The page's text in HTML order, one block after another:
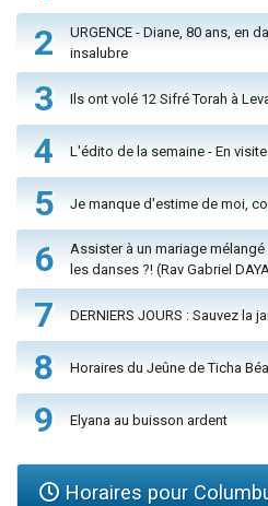
2
URGENCE - Diane, 80 ans, en
insalubre
3 Ils ont volé 12 Sifré Torah à
4 L'édito de la semaine - En
5 Je manque d'estime de moi,
6
Assister à un mariage
les danses ?! (Rav Gabriel
7 DERNIERS JOURS : Sauvez la
8 Horaires du Jeûne de Ticha
9 Elyana au buisson ardent
Horaires pour